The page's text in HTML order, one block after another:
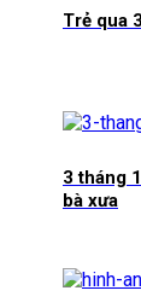
Trẻ qua
3 tháng
bà xưa